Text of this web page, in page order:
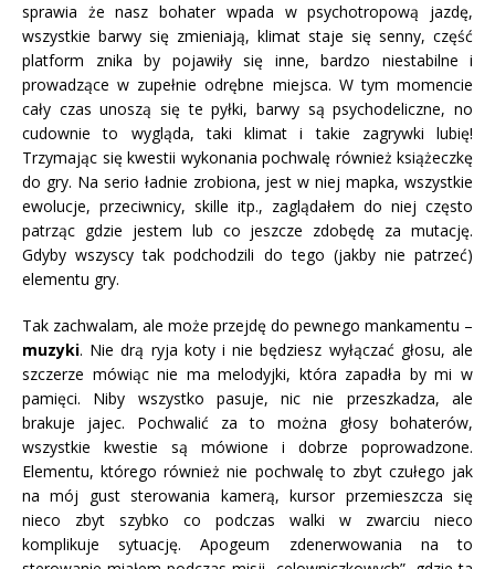
sprawia że nasz bohater wpada w psychotropową jazdę,
wszystkie barwy się zmieniają, klimat staje się senny, część
platform znika by pojawiły się inne, bardzo niestabilne i
prowadzące w zupełnie odrębne miejsca. W tym momencie
cały czas unoszą się te pyłki, barwy są psychodeliczne, no
cudownie to wygląda, taki klimat i takie zagrywki lubię!
Trzymając się kwestii wykonania pochwalę również książeczkę
do gry. Na serio ładnie zrobiona, jest w niej mapka, wszystkie
ewolucje, przeciwnicy, skille itp., zaglądałem do niej często
patrząc gdzie jestem lub co jeszcze zdobędę za mutację.
Gdyby wszyscy tak podchodzili do tego (jakby nie patrzeć)
elementu gry.
Tak zachwalam, ale może przejdę do pewnego mankamentu –
muzyki. Nie drą ryja koty i nie będziesz wyłączać głosu, ale
szczerze mówiąc nie ma melodyjki, która zapadła by mi w
pamięci. Niby wszystko pasuje, nic nie przeszkadza, ale
brakuje jajec. Pochwalić za to można głosy bohaterów,
wszystkie kwestie są mówione i dobrze poprowadzone.
Elementu, którego również nie pochwalę to zbyt czułego jak
na mój gust sterowania kamerą, kursor przemieszcza się
nieco zbyt szybko co podczas walki w zwarciu nieco
komplikuje sytuację. Apogeum zdenerwowania na to